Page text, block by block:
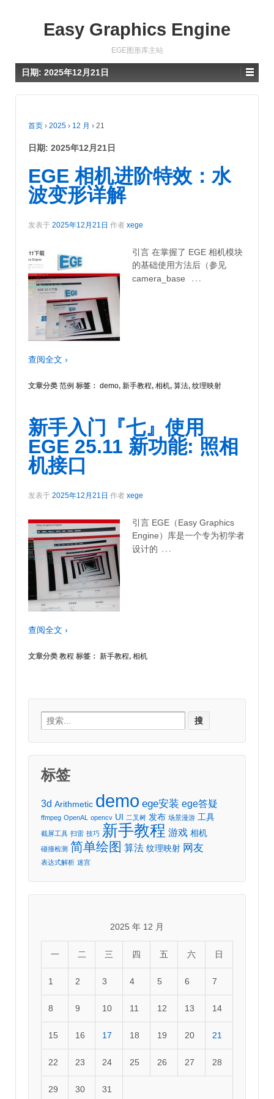
Easy Graphics Engine
EGE图形库主站
日期: 2025年12月21日
首页 › 2025 › 12 月 › 21
日期: 2025年12月21日
EGE 相机进阶特效：水
波变形详解
发表于 2025年12月21日 作者 xege
引言 在掌握了 EGE 相机模块
的基础使用方法后（参见
camera_base
…
查阅全文 ›
文章分类 范例 标签： demo, 新手教程, 相机, 算法, 纹理映射
新手入门『七』使用
EGE 25.11 新功能: 照相
机接口
发表于 2025年12月21日 作者 xege
引言 EGE（Easy Graphics
Engine）库是一个专为初学者
设计的 …
查阅全文 ›
文章分类 教程 标签： 新手教程, 相机
Search
for:
标签
3d Arithmetic demo ege安装 ege答疑
ffmpeg OpenAL opencv UI 二叉树 发布 场景漫游 工具
截屏工具 扫雷 技巧 新手教程 游戏 相机
碰撞检测 简单绘图 算法 纹理映射 网友
表达式解析 迷宫
2025 年 12 月
一 二 三 四 五 六 日
1 2 3 4 5 6 7
8 9 10 11 12 13 14
15 16 17 18 19 20 21
22 23 24 25 26 27 28
29 30 31